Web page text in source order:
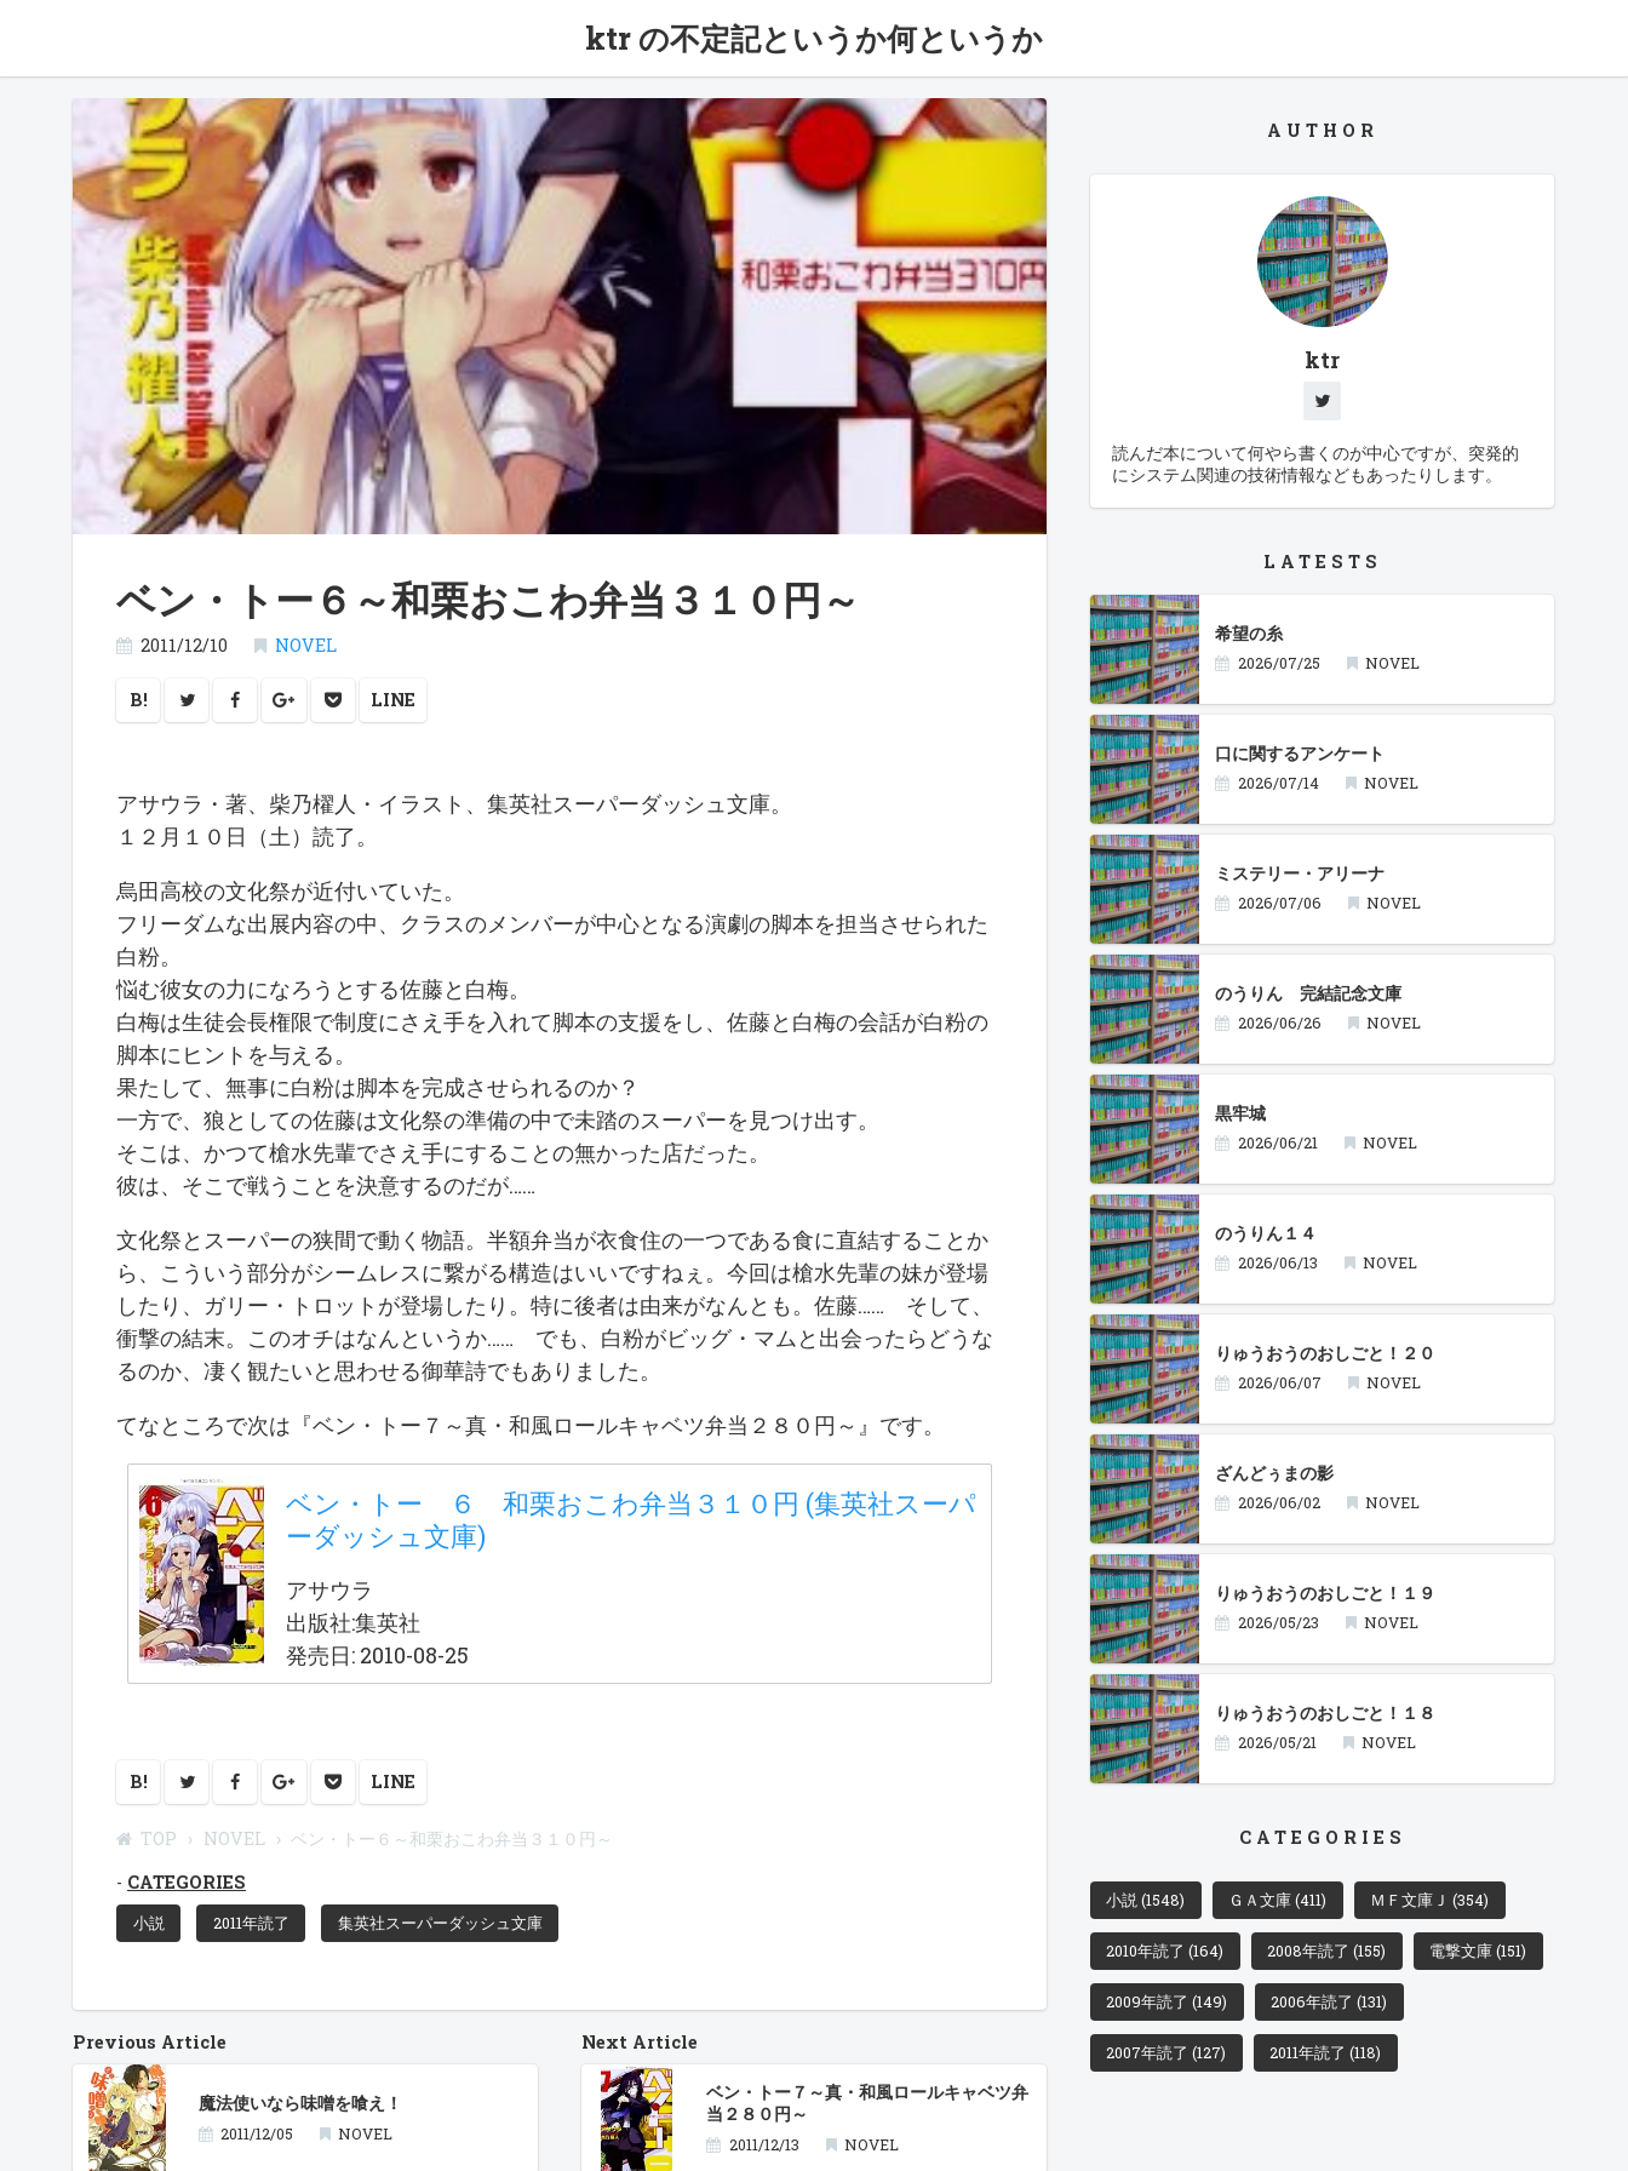
ktr の不定記というか何というか
ベン・トー６～和栗おこわ弁当３１０円～
2011/12/10 NOVEL
B! LINE
アサウラ・著、柴乃櫂人・イラスト、集英社スーパーダッシュ文庫。
１２月１０日（土）読了。
烏田高校の文化祭が近付いていた。
フリーダムな出展内容の中、クラスのメンバーが中心となる演劇の脚本を担当させられた
白粉。
悩む彼女の力になろうとする佐藤と白梅。
白梅は生徒会長権限で制度にさえ手を入れて脚本の支援をし、佐藤と白梅の会話が白粉の
脚本にヒントを与える。
果たして、無事に白粉は脚本を完成させられるのか？
一方で、狼としての佐藤は文化祭の準備の中で未踏のスーパーを見つけ出す。
そこは、かつて槍水先輩でさえ手にすることの無かった店だった。
彼は、そこで戦うことを決意するのだが……
文化祭とスーパーの狭間で動く物語。半額弁当が衣食住の一つである食に直結することか
ら、こういう部分がシームレスに繋がる構造はいいですねぇ。今回は槍水先輩の妹が登場
したり、ガリー・トロットが登場したり。特に後者は由来がなんとも。佐藤…… そして、
衝撃の結末。このオチはなんというか…… でも、白粉がビッグ・マムと出会ったらどうな
るのか、凄く観たいと思わせる御華詩でもありました。
てなところで次は『ベン・トー７～真・和風ロールキャベツ弁当２８０円～』です。
ベン・トー ６ 和栗おこわ弁当３１０円 (集英社スーパ
ーダッシュ文庫)
アサウラ
出版社:集英社
発売日: 2010-08-25
B! LINE
TOP NOVEL
ベン・トー６～和栗おこわ弁当３１０円～
CATEGORIES
小説 2011年読了 集英社スーパーダッシュ文庫
Previous Article
魔法使いなら味噌を喰え！
2011/12/05 NOVEL
Next Article
ベン・トー７～真・和風ロールキャベツ弁
当２８０円～
2011/12/13 NOVEL
AUTHOR
ktr
読んだ本について何やら書くのが中心ですが、突発的
にシステム関連の技術情報などもあったりします。
LATESTS
希望の糸
2026/07/25 NOVEL
口に関するアンケート
2026/07/14 NOVEL
ミステリー・アリーナ
2026/07/06 NOVEL
のうりん 完結記念文庫
2026/06/26 NOVEL
黒牢城
2026/06/21 NOVEL
のうりん１４
2026/06/13 NOVEL
りゅうおうのおしごと！２０
2026/06/07 NOVEL
ざんどぅまの影
2026/06/02 NOVEL
りゅうおうのおしごと！１９
2026/05/23 NOVEL
りゅうおうのおしごと！１８
2026/05/21 NOVEL
CATEGORIES
小説(1548) ＧＡ文庫(411) ＭＦ文庫Ｊ(354)
2010年読了(164) 2008年読了(155) 電撃文庫(151)
2009年読了(149) 2006年読了(131)
2007年読了(127) 2011年読了(118)